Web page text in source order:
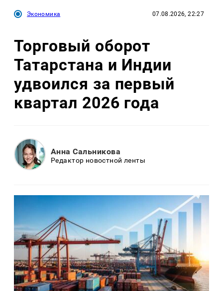
Экономика 07.08.2026, 22:27
Торговый оборот
Татарстана и Индии
удвоился за первый
квартал 2026 года
Анна Сальникова
Редактор новостной ленты